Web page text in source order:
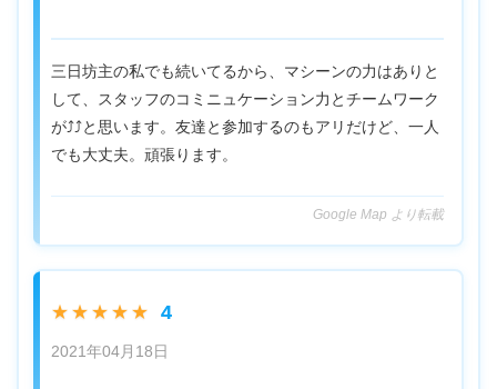
三日坊主の私でも続いてるから、マシーンの力はありと
して、スタッフのコミニュケーション力とチームワーク
が⤴️⤴️と思います。友達と参加するのもアリだけど、一人
でも大丈夫。頑張ります。
Google Map より転載
★★★★★ 4
2021年04月18日